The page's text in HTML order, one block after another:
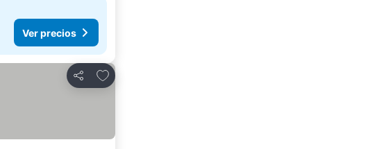
Ver precios
Compartir
Añadir a favoritos